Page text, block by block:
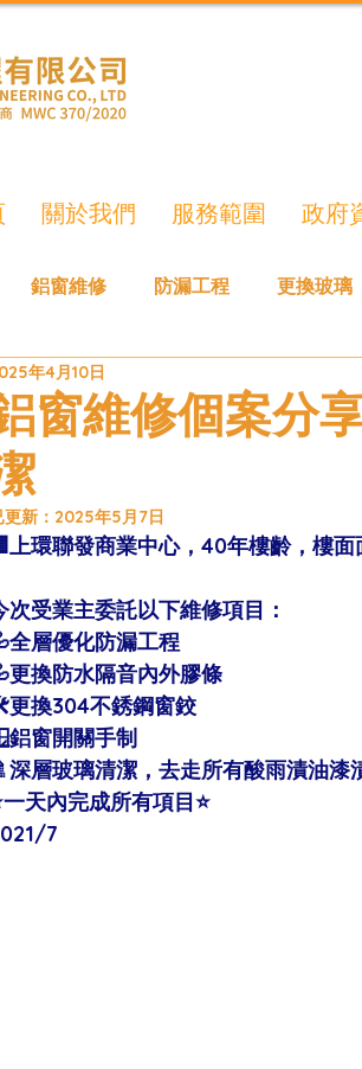
關於我們 服務範圍 政府
鋁窗維修 防漏工程 更換玻璃
窗維修個案分
年4月10日
更新： 2025年5月7日
上環聯發商業中心，40年樓齡，樓
次受業主委託以下維修項目：
全層優化防漏工程
更換防水隔音內外膠條
換304不銹鋼窗鉸
鋁窗開關手制
深層玻璃清潔，去走所有酸雨漬油漆
一天內完成所有項目⭐️
7